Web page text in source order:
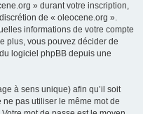
» durant votre inscription,
de « oleocene.org ».
informations de votre compte
plus, vous pouvez décider de
logiciel phpBB depuis une
à sens unique) afin qu’il soit
pas utiliser le même mot de